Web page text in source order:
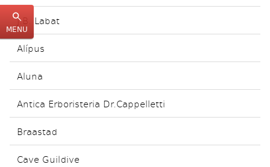
J.B. Labat
Alípus
Aluna
Antica Erboristeria Dr.Cappelletti
Braastad
Cave Guildive
MENU